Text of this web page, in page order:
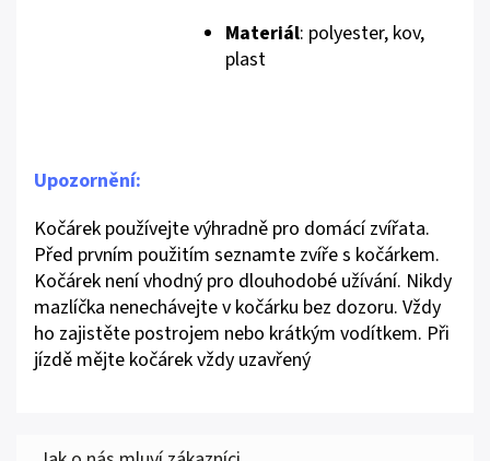
Materiál: polyester, kov,
plast
Upozornění:
Kočárek používejte výhradně pro domácí zvířata.
Před prvním použitím seznamte zvíře s kočárkem.
Kočárek není vhodný pro dlouhodobé užívání. Nikdy
mazlíčka nenechávejte v kočárku bez dozoru. Vždy
ho zajistěte postrojem nebo krátkým vodítkem. Při
jízdě mějte kočárek vždy uzavřený